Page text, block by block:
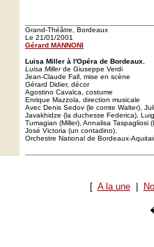
Grand-Théâtre, Bordeaux
Le 21/01/2001
Gérard MANNONI
Luisa Miller à l'Opéra de Bordeaux.
Luisa Millerde Giuseppe Verdi
Jean-Claude Fall, mise en scène
Gérard Didier, décor
Agostino Cavalca, costume
Enrique Mazzola, direction musicale
Avec Denis Sedov (le comte Walter),
Javakhidze (la duchesse Federica),
Tumagian (Miller), Annalisa Taspagliosi
José Victoria (un contadino).
Orchestre National de Bordeaux-
[ A la une|